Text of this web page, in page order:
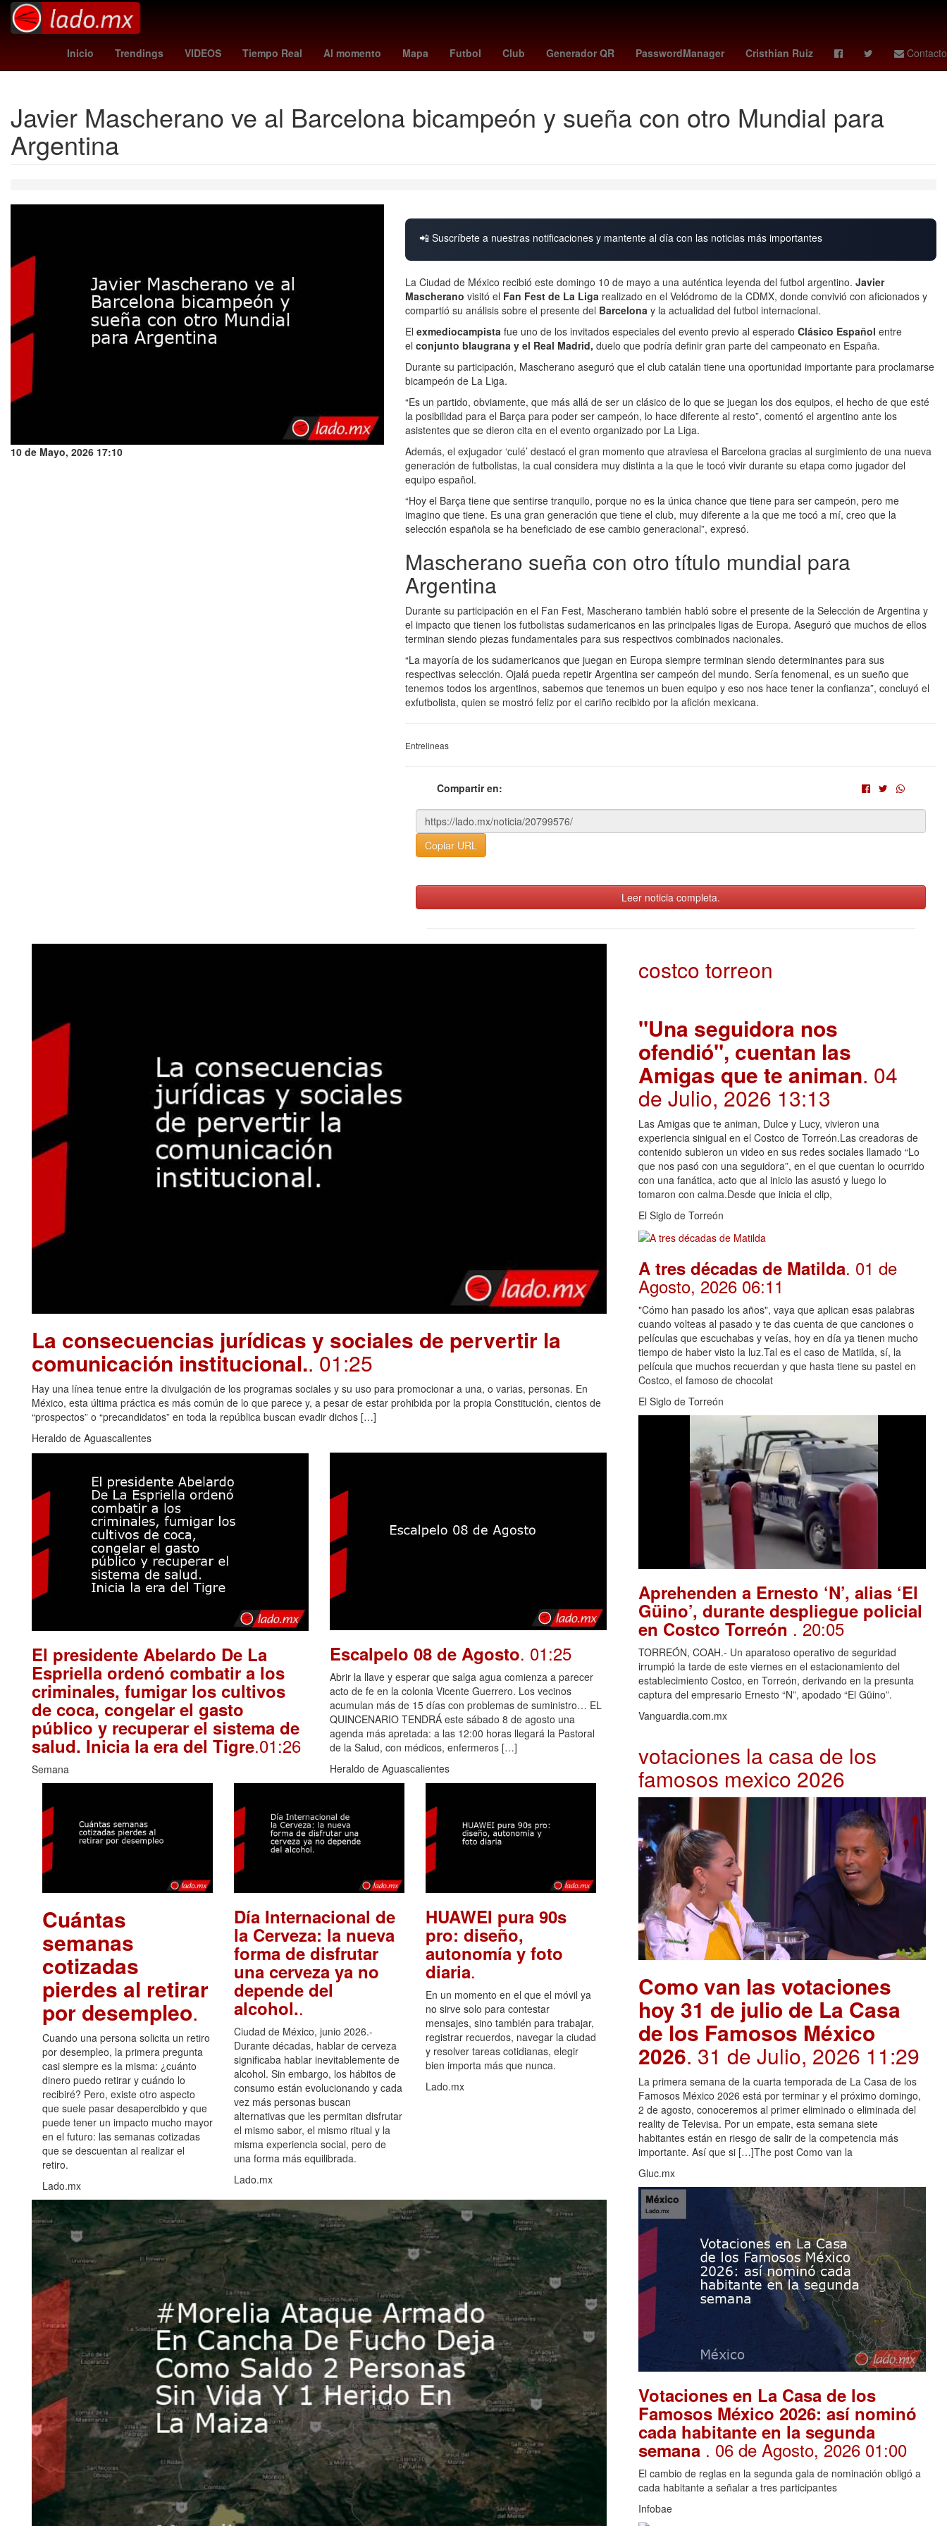
Inicio Trendings VIDEOS Tiempo Real Al momento Mapa Futbol Club Generador QR PasswordManager Cristhian Ruiz Contacto
Nueva York conagua Star Wars Puebla de Zaragoza Rosario marie claire olympic hockey rangers - orioles Agresión
Javier Mascherano ve al Barcelona bicampeón y sueña con otro Mundial para
Argentina
10 de Mayo, 2026 17:10
📲 Suscríbete a nuestras notificaciones y mantente al día con las noticias más importantes
La Ciudad de México recibió este domingo 10 de mayo a una auténtica leyenda del futbol argentino. Javier
Mascherano visitó el Fan Fest de La Liga realizado en el Velódromo de la CDMX, donde convivió con aficionados y
compartió su análisis sobre el presente del Barcelona y la actualidad del futbol internacional.
El exmediocampista fue uno de los invitados especiales del evento previo al esperado Clásico Español entre
el conjunto blaugrana y el Real Madrid, duelo que podría definir gran parte del campeonato en España.
Durante su participación, Mascherano aseguró que el club catalán tiene una oportunidad importante para proclamarse
bicampeón de La Liga.
“Es un partido, obviamente, que más allá de ser un clásico de lo que se juegan los dos equipos, el hecho de que esté
la posibilidad para el Barça para poder ser campeón, lo hace diferente al resto”, comentó el argentino ante los
asistentes que se dieron cita en el evento organizado por La Liga.
Además, el exjugador ‘culé’ destacó el gran momento que atraviesa el Barcelona gracias al surgimiento de una nueva
generación de futbolistas, la cual considera muy distinta a la que le tocó vivir durante su etapa como jugador del
equipo español.
“Hoy el Barça tiene que sentirse tranquilo, porque no es la única chance que tiene para ser campeón, pero me
imagino que tiene. Es una gran generación que tiene el club, muy diferente a la que me tocó a mí, creo que la
selección española se ha beneficiado de ese cambio generacional”, expresó.
Mascherano sueña con otro título mundial para
Argentina
Durante su participación en el Fan Fest, Mascherano también habló sobre el presente de la Selección de Argentina y
el impacto que tienen los futbolistas sudamericanos en las principales ligas de Europa. Aseguró que muchos de ellos
terminan siendo piezas fundamentales para sus respectivos combinados nacionales.
“La mayoría de los sudamericanos que juegan en Europa siempre terminan siendo determinantes para sus
respectivas selección. Ojalá pueda repetir Argentina ser campeón del mundo. Sería fenomenal, es un sueño que
tenemos todos los argentinos, sabemos que tenemos un buen equipo y eso nos hace tener la confianza”, concluyó el
exfutbolista, quien se mostró feliz por el cariño recibido por la afición mexicana.
Entrelineas
Compartir en:
Copiar URL
Leer noticia completa.
La consecuencias jurídicas y sociales de pervertir la
comunicación institucional.. 01:25
Hay una línea tenue entre la divulgación de los programas sociales y su uso para promocionar a una, o varias, personas. En
México, esta última práctica es más común de lo que parece y, a pesar de estar prohibida por la propia Constitución, cientos de
“prospectos” o “precandidatos” en toda la república buscan evadir dichos […]
Heraldo de Aguascalientes
El presidente Abelardo De La
Espriella ordenó combatir a los
criminales, fumigar los cultivos
de coca, congelar el gasto
público y recuperar el sistema de
salud. Inicia la era del Tigre.01:26
Semana
Escalpelo 08 de Agosto. 01:25
Abrir la llave y esperar que salga agua comienza a parecer
acto de fe en la colonia Vicente Guerrero. Los vecinos
acumulan más de 15 días con problemas de suministro… EL
QUINCENARIO TENDRÁ este sábado 8 de agosto una
agenda más apretada: a las 12:00 horas llegará la Pastoral
de la Salud, con médicos, enfermeros […]
Heraldo de Aguascalientes
Cuántas
semanas
cotizadas
pierdes al retirar
por desempleo.
Cuando una persona solicita un retiro
por desempleo, la primera pregunta
casi siempre es la misma: ¿cuánto
dinero puedo retirar y cuándo lo
recibiré? Pero, existe otro aspecto
que suele pasar desapercibido y que
puede tener un impacto mucho mayor
en el futuro: las semanas cotizadas
que se descuentan al realizar el
retiro.
Lado.mx
Día Internacional de
la Cerveza: la nueva
forma de disfrutar
una cerveza ya no
depende del
alcohol..
Ciudad de México, junio 2026.-
Durante décadas, hablar de cerveza
significaba hablar inevitablemente de
alcohol. Sin embargo, los hábitos de
consumo están evolucionando y cada
vez más personas buscan
alternativas que les permitan disfrutar
el mismo sabor, el mismo ritual y la
misma experiencia social, pero de
una forma más equilibrada.
Lado.mx
HUAWEI pura 90s
pro: diseño,
autonomía y foto
diaria.
En un momento en el que el móvil ya
no sirve solo para contestar
mensajes, sino también para trabajar,
registrar recuerdos, navegar la ciudad
y resolver tareas cotidianas, elegir
bien importa más que nunca.
Lado.mx
costco torreon
"Una seguidora nos
ofendió", cuentan las
Amigas que te animan. 04
de Julio, 2026 13:13
Las Amigas que te animan, Dulce y Lucy, vivieron una
experiencia sinigual en el Costco de Torreón.Las creadoras de
contenido subieron un video en sus redes sociales llamado “Lo
que nos pasó con una seguidora”, en el que cuentan lo ocurrido
con una fanática, acto que al inicio las asustó y luego lo
tomaron con calma.Desde que inicia el clip,
El Siglo de Torreón
A tres décadas de Matilda. 01 de
Agosto, 2026 06:11
"Cómo han pasado los años", vaya que aplican esas palabras
cuando volteas al pasado y te das cuenta de que canciones o
películas que escuchabas y veías, hoy en día ya tienen mucho
tiempo de haber visto la luz.Tal es el caso de Matilda, sí, la
película que muchos recuerdan y que hasta tiene su pastel en
Costco, el famoso de chocolat
El Siglo de Torreón
Aprehenden a Ernesto ‘N’, alias ‘El
Güino’, durante despliegue policial
en Costco Torreón . 20:05
TORREÓN, COAH.- Un aparatoso operativo de seguridad
irrumpió la tarde de este viernes en el estacionamiento del
establecimiento Costco, en Torreón, derivando en la presunta
captura del empresario Ernesto “N”, apodado “El Güino”.
Vanguardia.com.mx
votaciones la casa de los
famosos mexico 2026
Como van las votaciones
hoy 31 de julio de La Casa
de los Famosos México
2026. 31 de Julio, 2026 11:29
La primera semana de la cuarta temporada de La Casa de los
Famosos México 2026 está por terminar y el próximo domingo,
2 de agosto, conoceremos al primer eliminado o eliminada del
reality de Televisa. Por un empate, esta semana siete
habitantes están en riesgo de salir de la competencia más
importante. Así que si […]The post Como van la
Gluc.mx
Votaciones en La Casa de los
Famosos México 2026: así nominó
cada habitante en la segunda
semana . 06 de Agosto, 2026 01:00
El cambio de reglas en la segunda gala de nominación obligó a
cada habitante a señalar a tres participantes
Infobae